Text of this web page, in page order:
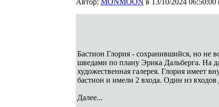
Автор: MONMOON в 13/10/2024 06:50:00
Бастион Глория - сохранившийся, но не
шведами по плану Эрика Дальберга. На
художественная галерея. Глория имеет
бастион и имели 2 входа. Один из входов
Далее...